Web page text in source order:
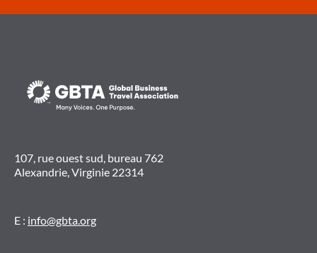
107, rue ouest sud, bureau 762
Alexandrie, Virginie 22314
E : info@gbta.org